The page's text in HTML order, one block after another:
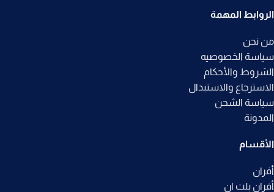
الروابط المهمة
من نحن
سياسة الخصوصيه
الشروط والأحكام
الاسترجاع والاستبدال
سياسة الشحن
المدونة
الأقسام
أفران
أفران بلت ان